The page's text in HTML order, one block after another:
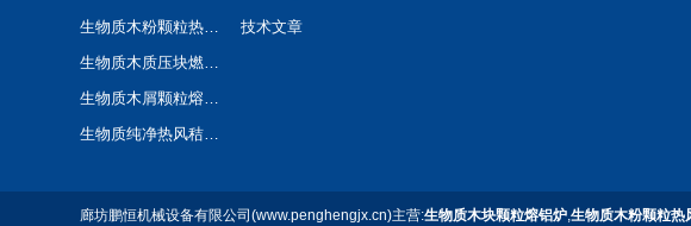
生物质木粉颗粒热风炉
生物质木质压块燃烧机
生物质木屑颗粒熔铝炉
生物质纯净热风秸秆颗粒热风炉
技术文章
廊坊鹏恒机械设备有限公司(www.penghengjx.cn)主营:生物质木块颗粒熔铝炉,生物质木粉颗粒热